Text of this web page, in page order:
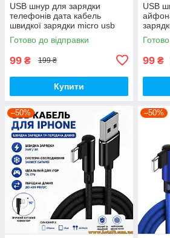
USB шнур для зарядки
телефонів дата кабель
швидкої зарядки micro usb
кабель мікро юсб usb
перехідник подовжувач 90
Готово до відправки
99 ₴ 199 ₴
Купити
USB
99 ₴
–50% –50%